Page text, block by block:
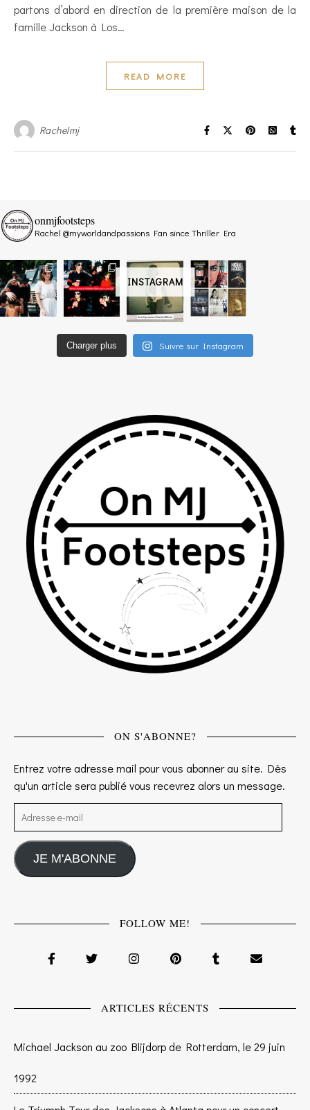
partons d’abord en direction de la première maison de la
famille Jackson à Los…
READ MORE
Rachelmj
INSTAGRAM
onmjfootsteps
Rachel @myworldandpassions Fan since Thriller Era
Charger plus Suivre sur Instagram
ON S'ABONNE?
Entrez votre adresse mail pour vous abonner au site. Dès
qu'un article sera publié vous recevrez alors un message.
Adresse e-mail
JE M'ABONNE
FOLLOW ME!
ARTICLES RÉCENTS
Michael Jackson au zoo Blijdorp de Rotterdam, le 29 juin
1992